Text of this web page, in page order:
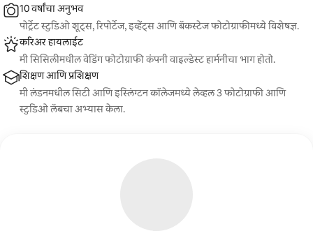
10 वर्षांचा अनुभव
पोर्ट्रेट स्टुडिओ शूट्स, रिपोर्टेज, इव्हेंट्स आणि बॅकस्टेज फोटोग्राफीमध्ये विशेषज्ञ.
करिअर हायलाईट
मी सिसिलीमधील वेडिंग फोटोग्राफी कंपनी वाइल्डेस्ट हार्मनीचा भाग होतो.
शिक्षण आणि प्रशिक्षण
मी लंडनमधील सिटी आणि इस्लिंग्टन कॉलेजमध्ये लेव्हल 3 फोटोग्राफी आणि
स्टुडिओ लॅबचा अभ्यास केला.